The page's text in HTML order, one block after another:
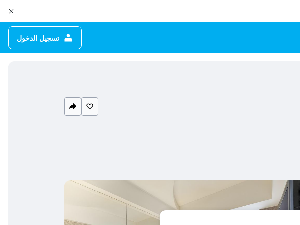
تسجيل الدخول